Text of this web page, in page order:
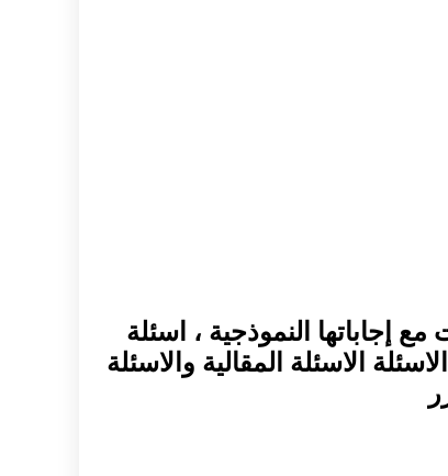
إجاباتها النموذجية ، اسئلة
الاسئلة المقالية والاسئلة